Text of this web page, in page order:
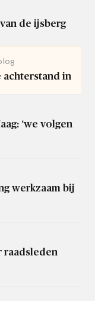
de ijsberg
achterstand in
‘we volgen
werkzaam bij
raadsleden